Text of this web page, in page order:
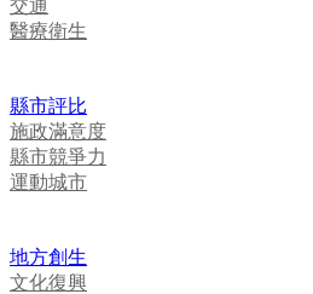
交通
醫療衛生
縣市評比
施政滿意度
縣市競爭力
運動城市
地方創生
文化復興